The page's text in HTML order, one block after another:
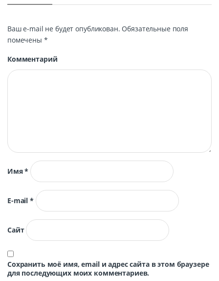
Ваш e-mail не будет опубликован. Обязательные поля
помечены *
Комментарий
Имя*
E-mail*
Сайт
Сохранить моё имя, email и адрес сайта в этом браузере
для последующих моих комментариев.